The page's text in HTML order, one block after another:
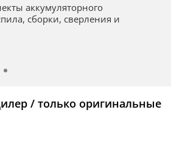
аккумуляторного
сборки, сверления и
/ только оригинальные